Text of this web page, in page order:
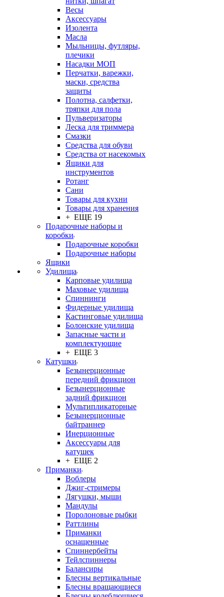
Весы
Аксессуары
Изолента
Масла
Мыльницы, футляры,
плечики
Насадки МОП
Перчатки, варежки,
маски, средства
защиты
Полотна, салфетки,
тряпки для пола
Пульверизаторы
Леска для триммера
Смазки
Средства для обуви
Средства от насекомых
Ящики для
инструментов
Ротанг
Сани
Товары для кухни
Товары для хранения
+ ЕЩЕ 19
Подарочные наборы и
коробки
Подарочные коробки
Подарочные наборы
Ящики
Удилища
Карповые удилища
Маховые удилища
Спиннинги
Фидерные удилища
Кастинговые удилища
Болонские удилища
Запасные части и
комплектующие
+ ЕЩЕ 3
Катушки
Безынерционные
передний фрикцион
Безынерционные
задний фрикцион
Мультипликаторные
Безынерционные
байтраннер
Инерционные
Аксессуары для
катушек
+ ЕЩЕ 2
Приманки
Воблеры
Джиг-стримеры
Лягушки, мыши
Мандулы
Поролоновые рыбки
Раттлины
Приманки
оснащенные
Спиннербейты
Тейлспиннеры
Балансиры
Блесны вертикальные
Блесны вращающиеся